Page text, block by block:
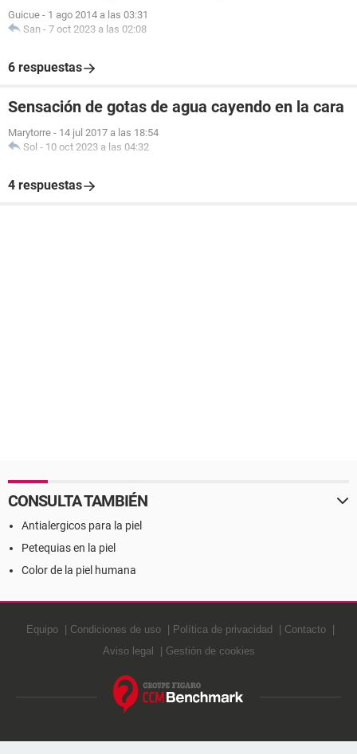
Guicue - 1 ago 2014 a las 03:31
San - 7 oct 2023 a las 02:08
6 respuestas
Sensación de gotas de agua cayendo en la cara
Marytorre - 14 jul 2017 a las 18:54
Sol - 10 oct 2023 a las 04:32
4 respuestas
CONSULTA TAMBIÉN
Antialergicos para la piel
Petequias en la piel
Color de la piel humana
Equipo Condiciones de uso Política de privacidad
Contacto
Aviso legal
Gestión de cookies